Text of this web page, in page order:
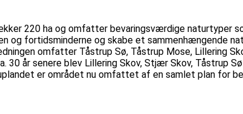
220 ha og omfatter bevaringsværdige naturtyper
og fortidsminderne og skabe et sammenhængende
omfatter Tåstrup Sø, Tåstrup Mose,
år senere blev Lillering Skov, Stjær Skov, Tåstrup
er området nu omfattet af en samlet plan for